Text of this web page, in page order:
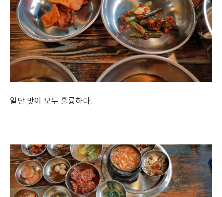
일단 맛이 모두 훌륭하다.